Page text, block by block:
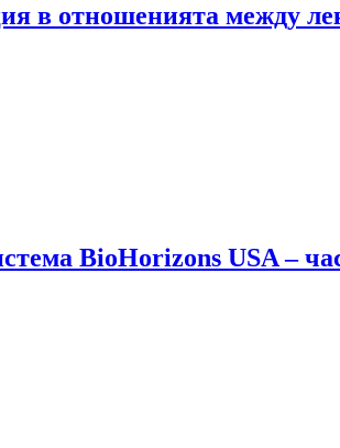
в отношенията между
BioHorizons USA –